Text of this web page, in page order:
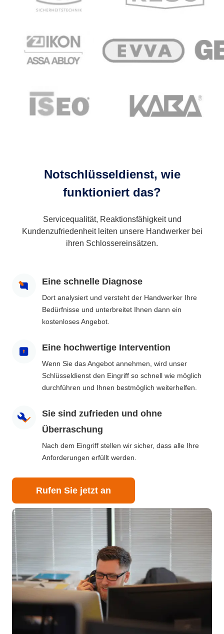
Notschlüsseldienst, wie
funktioniert das?
Servicequalität, Reaktionsfähigkeit und
Kundenzufriedenheit leiten unsere Handwerker bei
ihren Schlossereinsätzen.
Eine schnelle Diagnose
Dort analysiert und versteht der Handwerker Ihre
Bedürfnisse und unterbreitet Ihnen dann ein
kostenloses Angebot.
Eine hochwertige Intervention
Wenn Sie das Angebot annehmen, wird unser
Schlüsseldienst den Eingriff so schnell wie möglich
durchführen und Ihnen bestmöglich weiterhelfen.
Sie sind zufrieden und ohne
Überraschung
Nach dem Eingriff stellen wir sicher, dass alle Ihre
Anforderungen erfüllt werden.
Rufen Sie jetzt an